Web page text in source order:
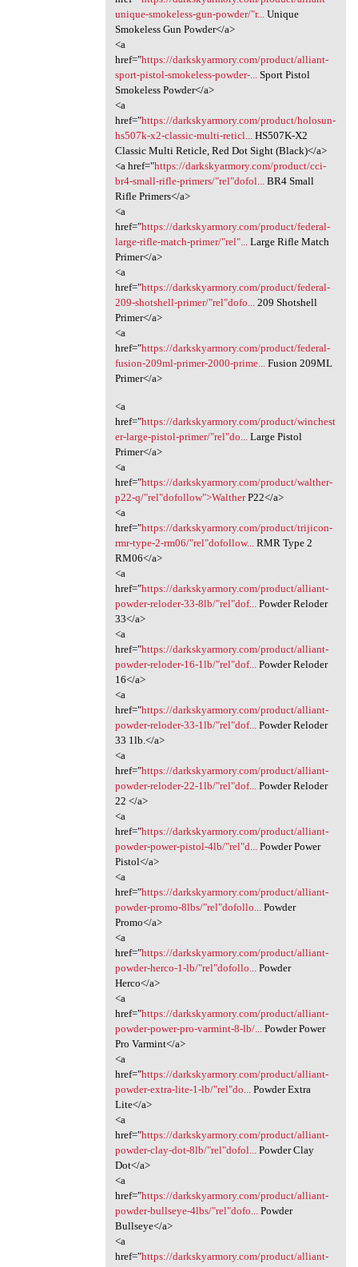
unique-smokeless-gun-powder/"r...Unique
Smokeless Gun Powder</a>
<a
href="https://darkskyarmory.com/product/alliant-
sport-pistol-smokeless-powder-...Sport Pistol
Smokeless Powder</a>
<a
href="https://darkskyarmory.com/product/holosun-
hs507k-x2-classic-multi-reticl...HS507K-X2
Classic Multi Reticle, Red Dot Sight (Black)</a>
<a href="https://darkskyarmory.com/product/cci-
br4-small-rifle-primers/"rel"dofol...BR4 Small
Rifle Primers</a>
<a
href="https://darkskyarmory.com/product/federal-
large-rifle-match-primer/"rel"...Large Rifle Match
Primer</a>
<a
href="https://darkskyarmory.com/product/federal-
209-shotshell-primer/"rel"dofo...209 Shotshell
Primer</a>
<a
href="https://darkskyarmory.com/product/federal-
fusion-209ml-primer-2000-prime...Fusion 209ML
Primer</a>
<a
href="https://darkskyarmory.com/product/winchest
er-large-pistol-primer/"rel"do...
Large Pistol
Primer</a>
<a
href="https://darkskyarmory.com/product/walther-
p22-q/"rel"dofollow">WaltherP22</a>
<a
href="https://darkskyarmory.com/product/trijicon-
rmr-type-2-rm06/"rel"dofollow...
RMR Type 2
RM06</a>
<a
href="https://darkskyarmory.com/product/alliant-
powder-reloder-33-8lb/"rel"dof...
Powder Reloder
33</a>
<a
href="https://darkskyarmory.com/product/alliant-
powder-reloder-16-1lb/"rel"dof...
Powder Reloder
16</a>
<a
href="https://darkskyarmory.com/product/alliant-
powder-reloder-33-1lb/"rel"dof...
Powder Reloder
33 1lb.</a>
<a
href="https://darkskyarmory.com/product/alliant-
powder-reloder-22-1lb/"rel"dof...
Powder Reloder
22 </a>
<a
href="https://darkskyarmory.com/product/alliant-
powder-power-pistol-4lb/"rel"d...
Powder Power
Pistol</a>
<a
href="https://darkskyarmory.com/product/alliant-
powder-promo-8lbs/"rel"dofollo...
Powder
Promo</a>
<a
href="https://darkskyarmory.com/product/alliant-
powder-herco-1-lb/"rel"dofollo...
Powder
Herco</a>
<a
href="https://darkskyarmory.com/product/alliant-
powder-power-pro-varmint-8-lb/...
Powder Power
Pro Varmint</a>
<a
href="https://darkskyarmory.com/product/alliant-
powder-extra-lite-1-lb/"rel"do...
Powder Extra
Lite</a>
<a
href="https://darkskyarmory.com/product/alliant-
powder-clay-dot-8lb/"rel"dofol...
Powder Clay
Dot</a>
<a
href="https://darkskyarmory.com/product/alliant-
powder-bullseye-4lbs/"rel"dofo...
Powder
Bullseye</a>
<a
href="https://darkskyarmory.com/product/alliant-